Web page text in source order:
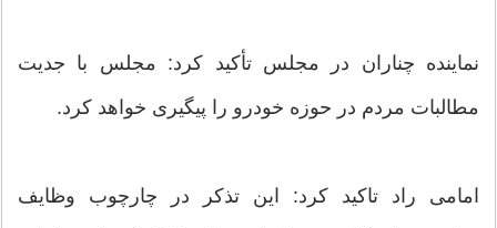
نماینده چناران در مجلس تأکید کرد: مجلس با جدیت
مطالبات مردم در حوزه خودرو را پیگیری خواهد کرد.
امامی راد تاکید کرد: این تذکر در چارچوب وظایف